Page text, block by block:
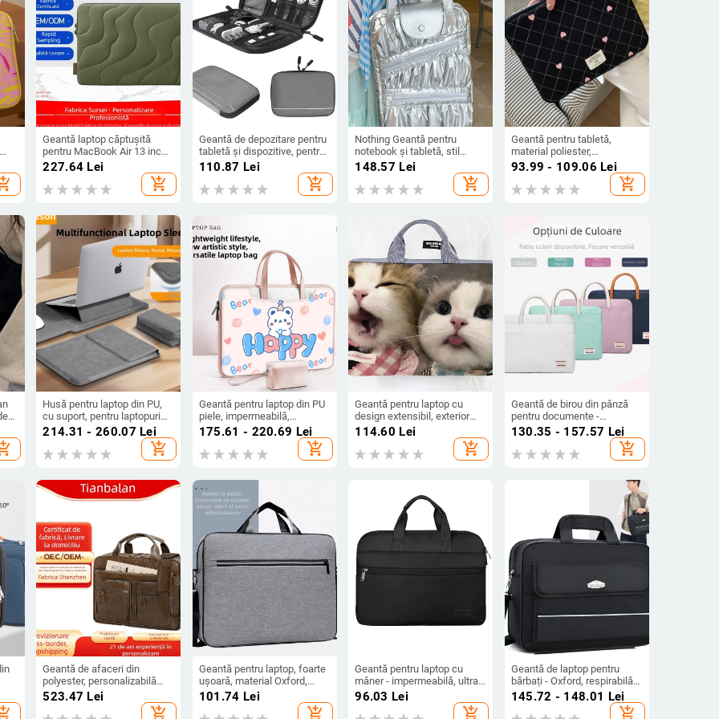
Geantă laptop căptușită
pentru MacBook Air 13 inch
și iPad, cu husă antișoc, din
bumbac, fermoar, mâner
moale
227.64 Lei
add_shopping_cart
Geantă de depozitare pentru
tabletă și dispozitive, pentru
călătorii și cabluri/
încărcătoare — Rezistentă la
apă, Rezistentă la uzură,
Protecție la șocuri, Ușoară,
110.87 Lei
add_shopping_cart
Nothing Geantă pentru
notebook și tabletă, stil
stradal coreean, nailon,
antifurt, spațiu de depozitare
148.57 Lei
add_shopping_cart
Geantă pentru tabletă,
material poliester,
căptușeală poliester, stil
proaspăt și dulce, primăvara
2025, unisex
93.99 - 109.06 Lei
add_shopping_cart
Husă pentru laptop din PU,
cu suport, pentru laptopuri
de 14 și 16 inchi
214.31 - 260.07 Lei
add_shopping_cart
Geantă pentru laptop din PU
piele, impermeabilă,
rezistentă la abraziune,
imprimeu anime
175.61 - 220.69 Lei
add_shopping_cart
Geantă pentru laptop cu
design extensibil, exterior
poliester-bumbac, imprimeu
Hello Kitty cu motif animal,
în stil dosar cu mâner
114.60 Lei
add_shopping_cart
Geantă de birou din pânză
pentru documente -
impermeabilă, rezistentă la
uzură, la șocuri, design de
reducere a încărcării
130.35 - 157.57 Lei
add_shopping_cart
Geantă de afaceri din
polyester, personalizabilă
pentru bărbați, cu curea
crossbody, închidere cu
523.47 Lei
add_shopping_cart
Geantă pentru laptop, foarte
ușoară, material Oxford,
căptușeală din poliester,
unisex
101.74 Lei
add_shopping_cart
Geantă pentru laptop cu
mâner - impermeabilă, ultra-
ușoară, rezistentă la șocuri,
pliabilă, din poliester
96.03 Lei
add_shopping_cart
Geantă de laptop pentru
bărbați - Oxford, respirabilă
și rezistentă, stil urban
minimalist, pentru bărbați,
145.72 - 148.01 Lei
add_shopping_cart